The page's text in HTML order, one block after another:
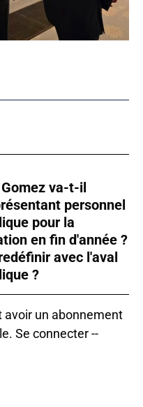
va-t-il
personnel
pour la
en fin d'année ?
avec l'aval
?
avoir un abonnement
Se connecter--